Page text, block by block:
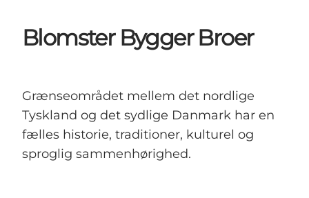
Projektudvikling
Analyse
GoVisit
Blomster Bygger Broer
Grænseområdet mellem det nordlige
Tyskland og det sydlige Danmark har en
fælles historie, traditioner, kulturel og
sproglig sammenhørighed.